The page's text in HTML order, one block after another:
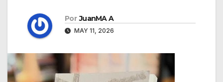
Por JuanMA A
MAY 11, 2026